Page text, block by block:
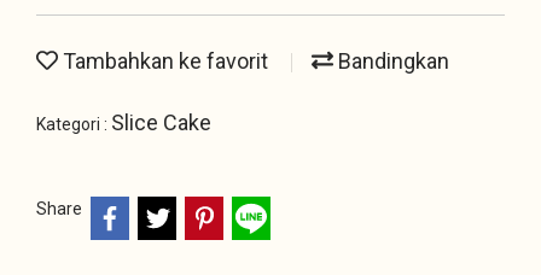
Tambahkan ke favorit Bandingkan
Kategori : Slice Cake
Share